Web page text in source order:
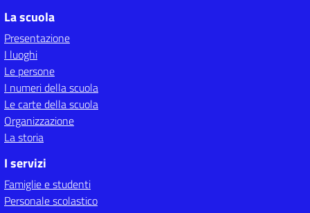
La scuola
Presentazione
I luoghi
Le persone
I numeri della scuola
Le carte della scuola
Organizzazione
La storia
I servizi
Famiglie e studenti
Personale scolastico